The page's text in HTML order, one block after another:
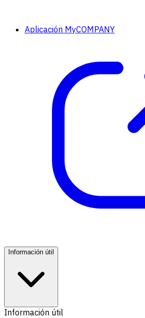
Aplicación MyCOMPANY
Información útil
Información útil